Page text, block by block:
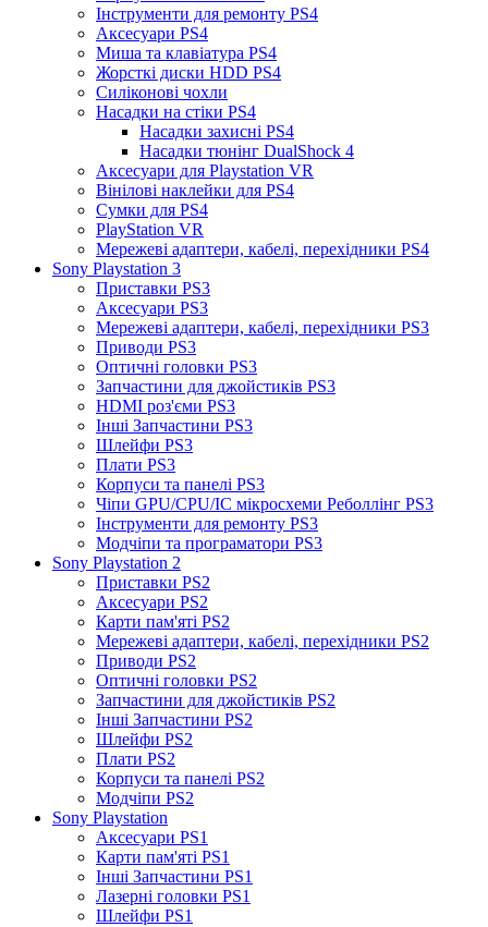
Інструменти для ремонту PS4
Аксесуари PS4
Миша та клавіатура PS4
Жорсткі диски HDD PS4
Силіконові чохли
Насадки на стіки PS4
Насадки захисні PS4
Насадки тюнінг DualShock 4
Аксесуари для Playstation VR
Вінілові наклейки для PS4
Сумки для PS4
PlayStation VR
Мережеві адаптери, кабелі, перехідники PS4
Sony Playstation 3
Приставки PS3
Аксесуари PS3
Мережеві адаптери, кабелі, перехідники PS3
Приводи PS3
Оптичні головки PS3
Запчастини для джойстиків PS3
HDMI роз'єми PS3
Інші Запчастини PS3
Шлейфи PS3
Плати PS3
Корпуси та панелі PS3
Чіпи GPU/CPU/IC мікросхеми Реболлінг PS3
Інструменти для ремонту PS3
Модчіпи та програматори PS3
Sony Playstation 2
Приставки PS2
Аксесуари PS2
Карти пам'яті PS2
Мережеві адаптери, кабелі, перехідники PS2
Приводи PS2
Оптичні головки PS2
Запчастини для джойстиків PS2
Інші Запчастини PS2
Шлейфи PS2
Плати PS2
Корпуси та панелі PS2
Модчіпи PS2
Sony Playstation
Аксесуари PS1
Карти пам'яті PS1
Інші Запчастини PS1
Лазерні головки PS1
Шлейфи PS1